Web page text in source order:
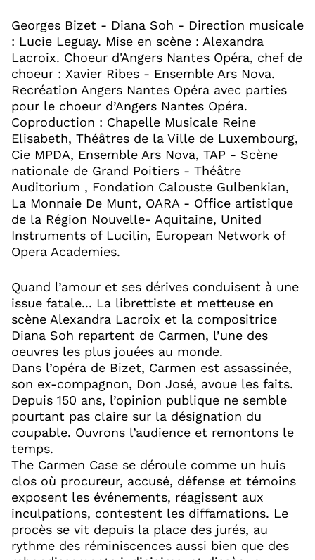
Georges Bizet - Diana Soh - Direction musicale
: Lucie Leguay. Mise en scène : Alexandra
Lacroix. Choeur d'Angers Nantes Opéra, chef de
choeur : Xavier Ribes - Ensemble Ars Nova.
Recréation Angers Nantes Opéra avec parties
pour le choeur d’Angers Nantes Opéra.
Coproduction : Chapelle Musicale Reine
Elisabeth, Théâtres de la Ville de Luxembourg,
Cie MPDA, Ensemble Ars Nova, TAP - Scène
nationale de Grand Poitiers - Théâtre
Auditorium , Fondation Calouste Gulbenkian,
La Monnaie De Munt, OARA - Office artistique
de la Région Nouvelle- Aquitaine, United
Instruments of Lucilin, European Network of
Opera Academies.
Quand l’amour et ses dérives conduisent à une
issue fatale... La librettiste et metteuse en
scène Alexandra Lacroix et la compositrice
Diana Soh repartent de Carmen, l’une des
oeuvres les plus jouées au monde.
Dans l’opéra de Bizet, Carmen est assassinée,
son ex-compagnon, Don José, avoue les faits.
Depuis 150 ans, l’opinion publique ne semble
pourtant pas claire sur la désignation du
coupable. Ouvrons l’audience et remontons le
temps.
The Carmen Case se déroule comme un huis
clos où procureur, accusé, défense et témoins
exposent les événements, réagissent aux
inculpations, contestent les diffamations. Le
procès se vit depuis la place des jurés, au
rythme des réminiscences aussi bien que des